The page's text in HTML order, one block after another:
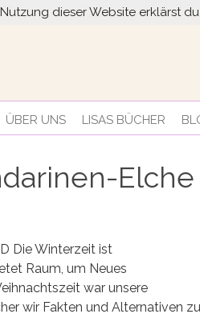
ÜBER UNS LISAS BÜCHER
Elche
Die Winterzeit ist
Raum, um Neues
war unsere
wir Fakten und Alternativen
dieser Website erklärst